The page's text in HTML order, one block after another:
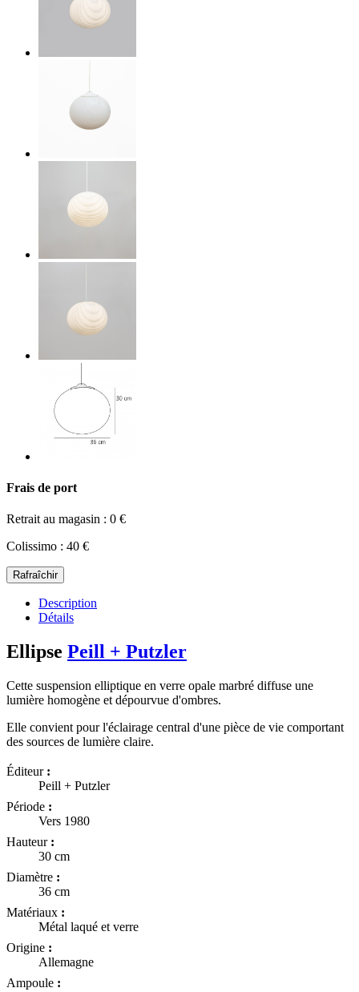
Frais de port
Retrait au magasin : 0 €
Colissimo : 40 €
Description
Détails
Ellipse Peill + Putzler
Cette suspension elliptique en verre opale marbré diffuse une
lumière homogène et dépourvue d'ombres.
Elle convient pour l'éclairage central d'une pièce de vie comportant
des sources de lumière claire.
Éditeur :
Peill + Putzler
Période :
Vers 1980
Hauteur :
30 cm
Diamètre :
36 cm
Matériaux :
Métal laqué et verre
Origine :
Allemagne
Ampoule :